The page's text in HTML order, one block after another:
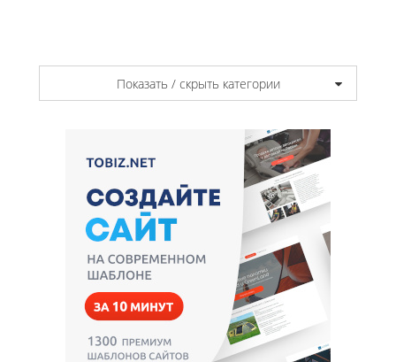
Показать / скрыть категории